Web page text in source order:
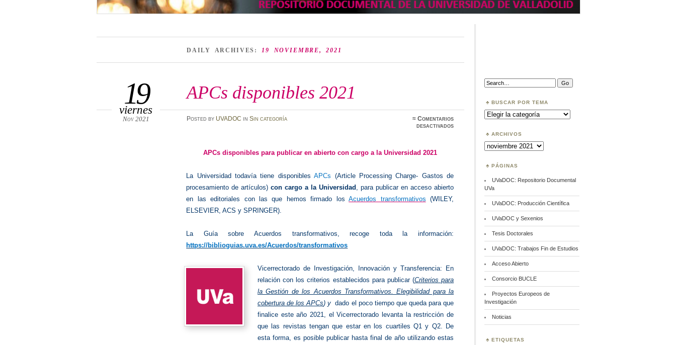
DAILY ARCHIVES:19 NOVIEMBRE, 2021
APCs disponibles 2021
19
viernes
Nov 2021 Posted by UVADOC in Sin categoría ≈Comentarios
desactivadosen
APCs disponibles para publicar en abierto con cargo a la Universidad 2021
La Universidad todavía tiene disponiblesAPCs (Article Processing Charge- Gastos de
procesamiento de artículos)con cargo a la Universidad , para publicaren acceso abierto
en las editoriales con las que hemos firmado losAcuerdos transformativos (WILEY,
ELSEVIER, ACS y SPRINGER).
La Guía sobre Acuerdos transformativos, recoge toda la información:
https://biblioguias.uva.es/Acuerdos/transformativos
Vicerrectorado de Investigación, Innovación y Transferencia: En
relación con los criterios establecidos para publicar (Criterios para
la Gestión de los Acuerdos Transformativos. Elegibilidad para la
cobertura de los APCs) ydado el poco tiempo que queda para que
finalice este año 2021, el Vicerrectorado levanta la restricción de
que las revistas tengan que estar en los cuartiles Q1 y Q2. De
esta forma, es posible publicar hasta final de año utilizando estas
Search:
BUSCAR POR TEMA
Buscar
por
ARCHIVOS
Archivos
PÁGINAS
UVaDOC: Repositorio Documental
UVa
UVaDOC: Producción Científica
UVaDOC y Sexenios
Tesis Doctorales
UVaDOC: Trabajos Fin de Estudios
Acceso Abierto
Consorcio BUCLE
Proyectos Europeos de
Investigación
Noticias
ETIQUETAS